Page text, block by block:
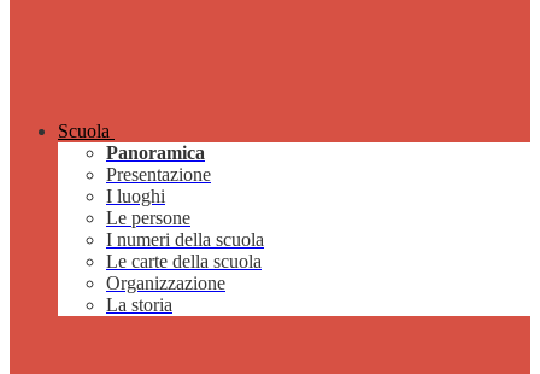
Scuola
Panoramica
Presentazione
I luoghi
Le persone
I numeri della scuola
Le carte della scuola
Organizzazione
La storia